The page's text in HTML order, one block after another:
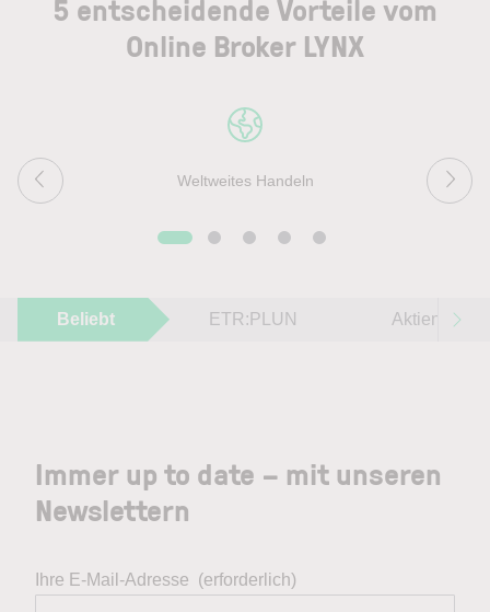
5 entscheidende Vorteile vom
Online Broker LYNX
Weltweites Handeln
Beliebt ETR:PLUN Aktien im
Immer up to date – mit unseren
Newslettern
Ihre E-Mail-Adresse (erforderlich)